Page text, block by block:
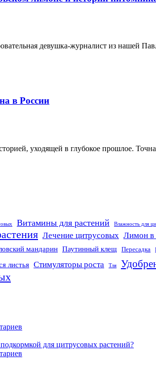
девушка-журналист из нашей
в России
уходящей в глубокое прошлое.
Витамины для растений Влажность для
Лечение цитрусовых Лимон в
мандарин Паутинный клещ Пересадка
листья Стимуляторы роста Тля
для цитрусовых растений?